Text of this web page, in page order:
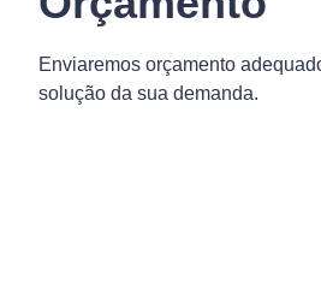
Enviaremos orçamento
solução da sua demanda.